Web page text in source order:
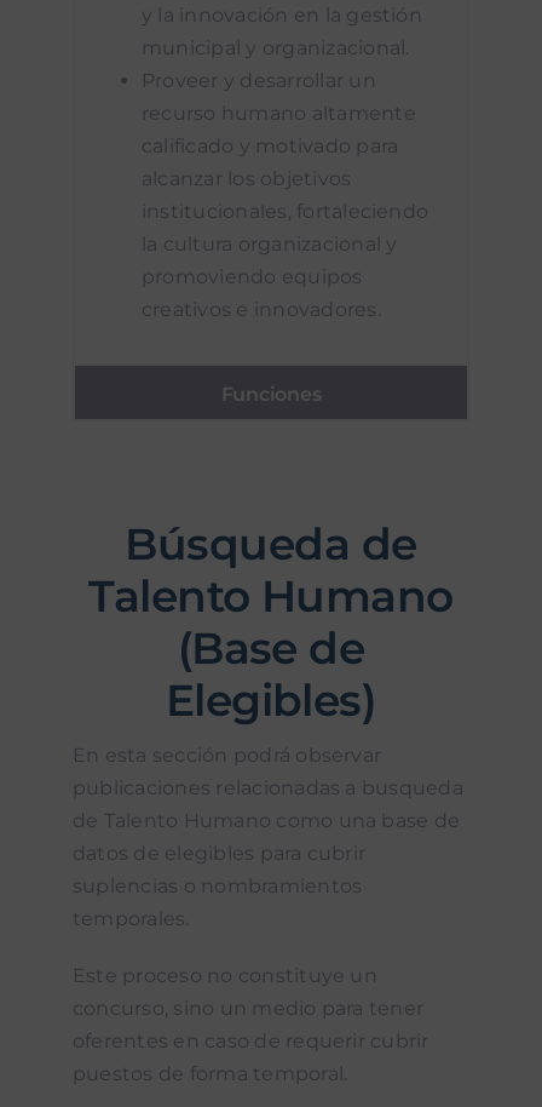
y la innovación en la gestión
municipal y organizacional.
Proveer y desarrollar un
recurso humano altamente
calificado y motivado para
alcanzar los objetivos
institucionales, fortaleciendo
la cultura organizacional y
promoviendo equipos
creativos e innovadores.
Funciones
Búsqueda de
Talento Humano
(Base de
Elegibles)
En esta sección podrá observar
publicaciones relacionadas a busqueda
de Talento Humano como una base de
datos de elegibles para cubrir
suplencias o nombramientos
temporales.
Este proceso no constituye un
concurso, sino un medio para tener
oferentes en caso de requerir cubrir
puestos de forma temporal.